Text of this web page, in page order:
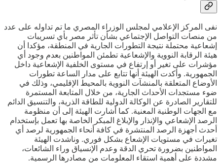
نفى المركز الإعلامي لمجلس الوزراء المصري ما تم تداوله على عدد
من منصات التواصل الإجتماعي بشأن تأثر مصر بأي تسريبات
إشعاعية محتملة نتيجة التطورات الجارية في المنطقة، مؤكدا أن
هيئة الرقابة النووية والإشعاعية تطمئن المواطنين بعدم وجود أي
مؤشرات على تغير أو إرتفاع في مستوى الخلفية الإشعاعية داخل
الجمهورية. وأكدت الهيئة أنها تتابع على مدار الساعة تطورات
الأوضاع المتعلقة بالمنشآت النووية بالمحيط الإقليمي، وذلك في
ضوء مستجدات الأحداث الجارية، من خلال المتابعة المستمرة
للتقارير الصادرة عن الوكالة الدولية للطاقة الذرية، والتنسيق الدائم
مع الجهات الوطنية المعنية. كما أشارت الهيئة إلى أن منظومة
الرصد الإشعاعي والإنذار والإبلاغ المبكر الخاصة بها تعمل بإستخدام
أحدث أجهزة الرصد المنتشرة في كافة أنحاء الجمهورية لرصد أي
تغيرات في مستويات الإشعاع بشكل فوري. وناشدت الهيئة
المواطنين بضرورة تحري الدقة وعدم الإنسياق وراء الشائعات،
مشددة على أهمية استقاء المعلومات من مصادرها الرسمية.